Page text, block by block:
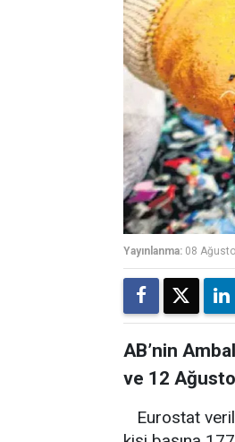
Yayınlanma: 08
AB’nin
ve 12
Eurostat